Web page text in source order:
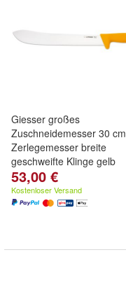
Giesser großes
Zuschneidemesser 30 cm
Zerlegemesser breite
geschweifte Klinge gelb
53,00 €
Kostenloser Versand